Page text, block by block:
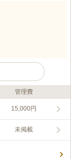
言宗智山派に属す
入れます。 本堂は
リー設計になって
管理費
15,000円
未掲載